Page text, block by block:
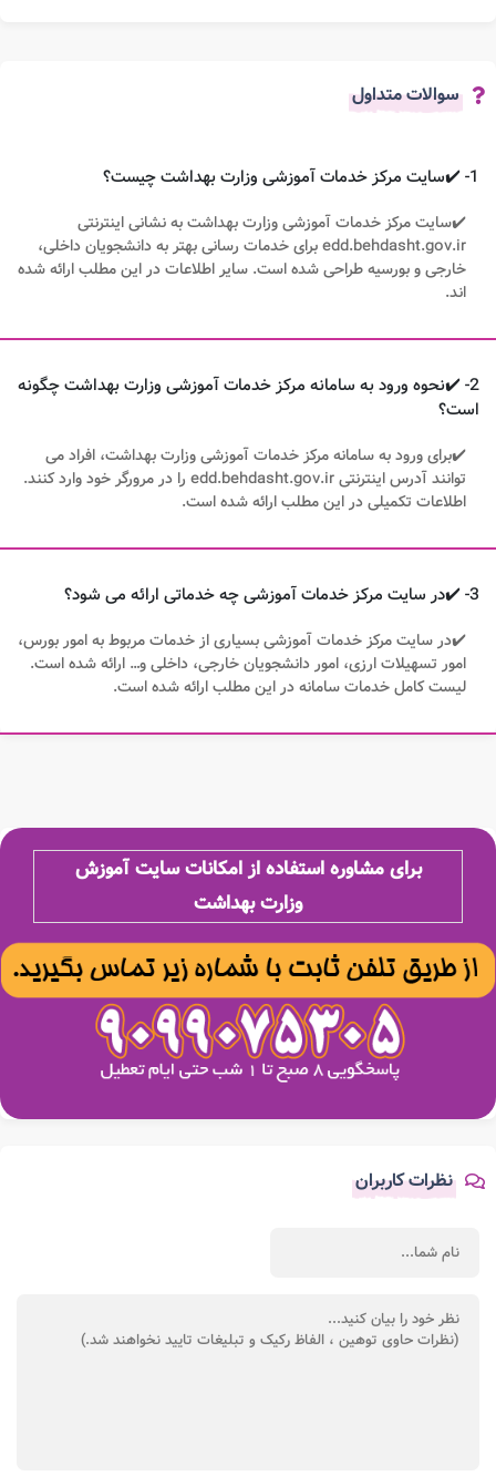
سوالات متداول
1- ✔️سایت مرکز خدمات آموزشی وزارت بهداشت چیست؟
✔️سایت مرکز خدمات آموزشی وزارت بهداشت به نشانی اینترنتی
edd.behdasht.gov.ir برای خدمات رسانی بهتر به دانشجویان داخلی،
خارجی و بورسیه طراحی شده است. سایر اطلاعات در این مطلب ارائه شده
اند.
2- ✔️نحوه ورود به سامانه مرکز خدمات آموزشی وزارت بهداشت چگونه
است؟
✔️برای ورود به سامانه مرکز خدمات آموزشی وزارت بهداشت، افراد می
توانند آدرس اینترنتی edd.behdasht.gov.ir را در مرورگر خود وارد کنند.
اطلاعات تکمیلی در این مطلب ارائه شده است.
3- ✔️در سایت مرکز خدمات آموزشی چه خدماتی ارائه می شود؟
✔️در سایت مرکز خدمات آموزشی بسیاری از خدمات مربوط به امور بورس،
امور تسهیلات ارزی، امور دانشجویان خارجی، داخلی و… ارائه شده است.
لیست کامل خدمات سامانه در این مطلب ارائه شده است.
برای مشاوره استفاده از امکانات سایت آموزش
وزارت بهداشت
نظرات کاربران